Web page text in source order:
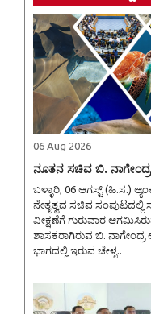
06 Aug 2026
ನೂತನ ಸಚಿವ ಬಿ.
ಬಳ್ಳಾರಿ, 06 ಆಗಸ್ಟ್ (ಹಿ.ಸ.) ಆ್ಯಂಕರ್ : ಮುಖ್ಯಮಂತ್ರಿ ಡಿ.ಕೆ. ಶಿವಕುಮಾರ್
ನೇತೃತ್ವದ ಸಚಿವ
ವೀಕ್ಷಣೆಗೆ ಗುರುವಾರ
ಶಾಸಕರಾಗಿರುವ ಬಿ.
ಭಾಗದಲ್ಲಿ ಇರುವ ಚೇಳ್ಳ..